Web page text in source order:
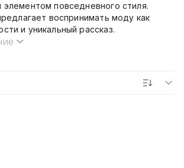
элементом повседневного стиля.
воспринимать моду как
и уникальный рассказ.